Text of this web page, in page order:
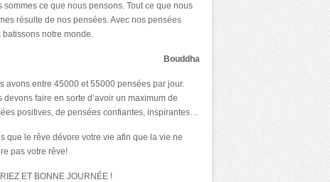
sommes ce que nous pensons. Tout ce que nous
résulte de nos pensées. Avec nos pensées
batissons notre monde.
Bouddha
avons entre 45000 et 55000 pensées par jour.
devons faire en sorte d’avoir un maximum de
positives, de pensées confiantes, inspirantes…
que le rêve dévore votre vie afin que la vie ne
pas votre rêve!
ET BONNE JOURNÉE !